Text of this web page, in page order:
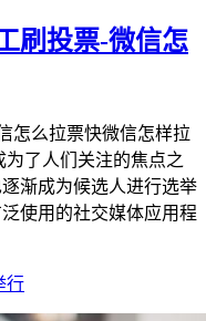
刷投票-微信怎
怎么拉票快微信怎样拉
了人们关注的焦点之
渐成为候选人进行选举
使用的社交媒体应用程
行